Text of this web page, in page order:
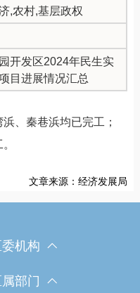
,农村,基层政权
开发区2024年民生实
目进展情况汇总
、秦巷浜均已完工；
文章来源：经济发展局
委机构
属部门